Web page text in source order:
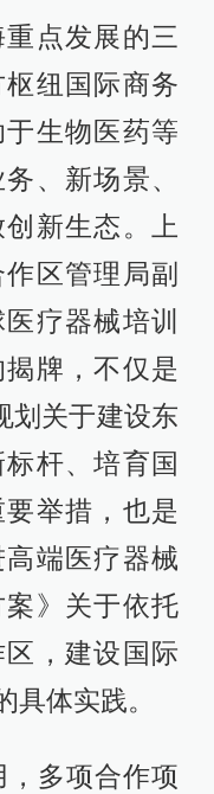
点发展的三
纽国际商务
生物医药等
、新场景、
新生态。上
区管理局副
疗器械培训
牌，不仅是
划关于建设东
杆、培育国
举措，也是
端医疗器械
》关于依托
，建设国际
具体实践。
多项合作项